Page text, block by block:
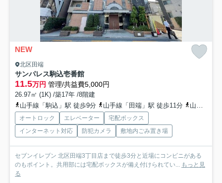
NEW
北区田端
サンパレス駒込壱番館
11.5万円 管理/共益費5,000円
26.97㎡ (1K) /築17年 /8階建
山手線「駒込」駅 徒歩9分
山手線「田端」駅 徒歩11分 山手線「西日暮里」駅 徒歩15分
オートロック エレベーター
宅配ボックス
インターネット対応
防犯カメラ 敷地内ごみ置き場
セブンイレブン 北区田端3丁目店まで徒歩3分と近場にコンビニがある
のもポイント。共用部には宅配ボックスが備え付けられてい...
もっと見
る